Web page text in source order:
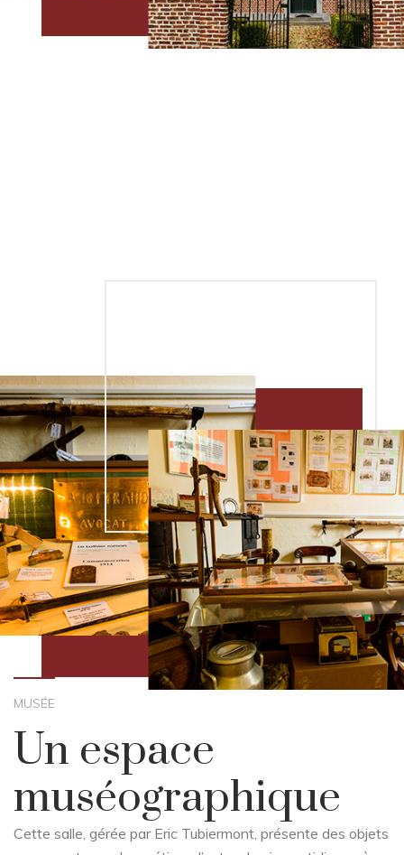
MUSÉE
Un espace
muséographique
Cette salle, gérée par Eric Tubiermont, présente des objets